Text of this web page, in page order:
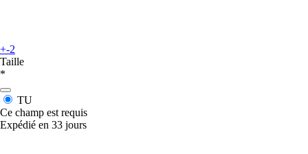
+-2
Taille
*
TU
Ce champ est requis
Expédié en 33 jours